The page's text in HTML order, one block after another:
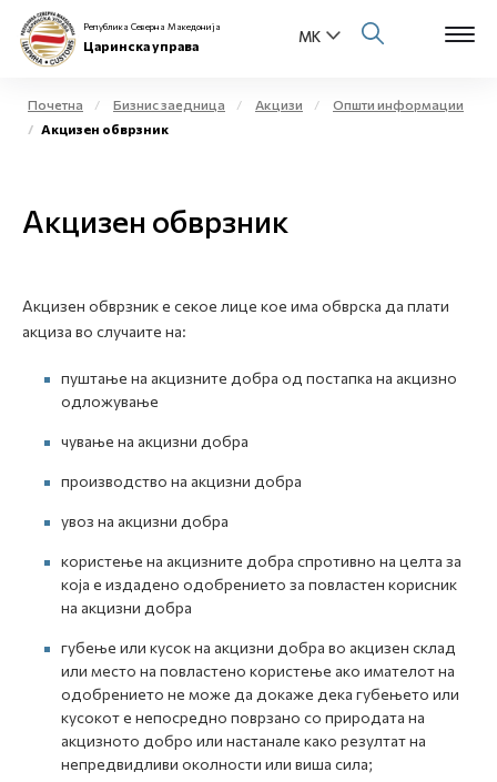
Физички лица
Open
Е-Царина
Медиа центар
Контакт
Е-Весник
Република Северна Македонија
Царинска управа
Почетна Бизнис заедница Акцизи
Општи информации
Акцизен обврзник
Акцизен обврзник
Акцизен обврзник е секое лице кое има обврска да плати
акциза во случаите на:
пуштање на акцизните добра од постапка на акцизно
одложување
чување на акцизни добра
производство на акцизни добра
увоз на акцизни добра
користење на акцизните добра спротивно на целта за
која е издадено одобрението за повластен корисник
на акцизни добра
губење или кусок на акцизни добра во акцизен склад
или место на повластено користење ако имателот на
одобрението не може да докаже дека губењето или
кусокот е непосредно поврзано со природата на
акцизното добро или настанале како резултат на
непредвидливи околности или виша сила;